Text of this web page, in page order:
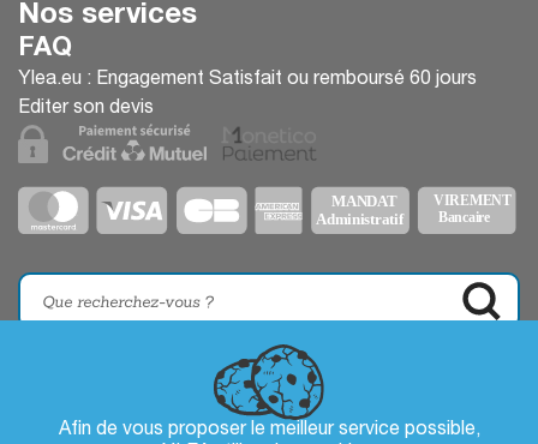
Afin de vous proposer le meilleur service possible,
Nos services
FAQ
Ylea.eu : Engagement Satisfait ou remboursé 60 jours
Editer son devis